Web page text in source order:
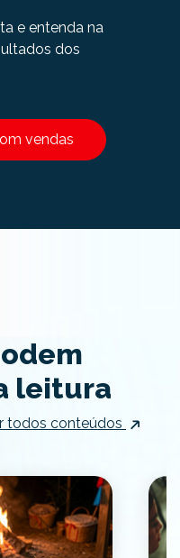
e entenda na
dos
vendas
leitura
todos conteúdos